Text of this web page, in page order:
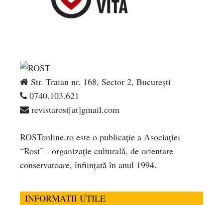
Str. Traian nr. 168, Sector 2, București
0740.103.621
revistarost[at]gmail.com
ROSTonline.ro este o publicaţie a Asociaţiei
“Rost” - organizaţie culturală, de orientare
conservatoare, înfiinţată în anul 1994.
INFORMATII UTILE